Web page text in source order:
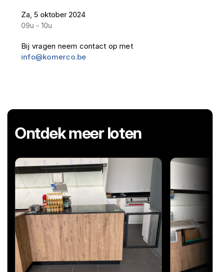
Za, 5 oktober 2024
09u - 10u
Bij vragen neem contact op met
info@komerco.be
Ontdek meer loten